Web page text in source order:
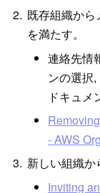
既存組織か
を満たす。
連絡先情
ンの選択
ドキュメ
- AWS
新しい組織か
Inviting